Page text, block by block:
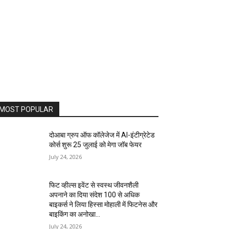
POPULAR
दोआबा ग्रुप ऑफ कॉलेजेज में AI-इंटीग्रेटेड
कोर्स शुरू 25 जुलाई को मेगा जॉब फेयर
July 24, 2026
फिट व्हील्स इवेंट से स्वस्थ जीवनशैली
अपनाने का दिया संदेश 100 से अधिक
बाइकर्स ने लिया हिस्सा मोहाली में फिटनेस और
बाइकिंग का अनोखा...
July 24, 2026